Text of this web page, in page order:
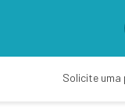
Solicite